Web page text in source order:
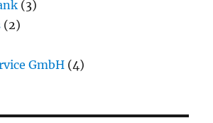
(3)
(2)
GmbH (4)